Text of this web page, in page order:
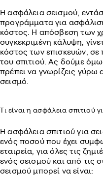
Η ασφάλεια σεισμού,
προγράμματα για
κόστος. Η απόσβεση των
συγκεκριμένη κάλυψη,
κόστος των επισκευών, σε
του σπιτιού. Ας δούμε
πρέπει να γνωρίζεις γύρω
σεισμό.
Τι είναι η ασφάλεια σπιτιού
Η ασφάλεια σπιτιού για
ενός ποσού που έχει
εταιρεία, για όλες τις
ενός σεισμού και από τις
σεισμού μπορεί να είναι: